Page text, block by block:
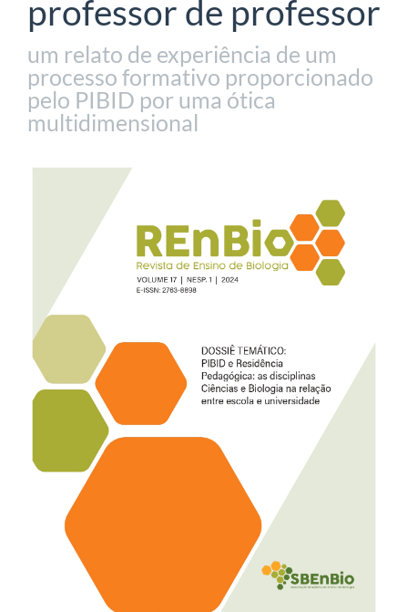
professor de professor
um relato de experiência de um
processo formativo proporcionado
pelo PIBID por uma ótica
multidimensional
Barra
lateral
artigos